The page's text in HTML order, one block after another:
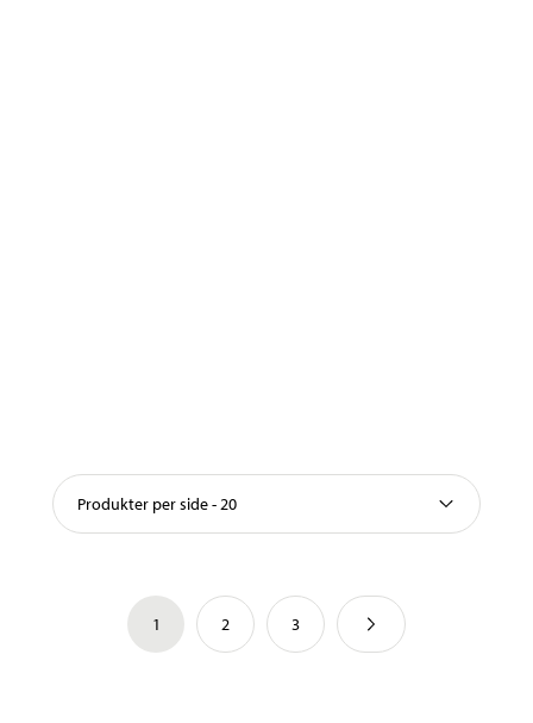
Produkter per side - 20
1 2 3